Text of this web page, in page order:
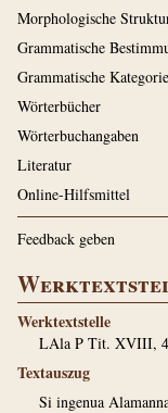
Morphologische
Grammatische
Grammatische
Wörterbücher
Wörterbuchangaben
Literatur
Online-Hilfsmittel
Feedback geben
Werktextstelle
LAla P Tit. XVIII, 4
Textauszug
Si ingenua